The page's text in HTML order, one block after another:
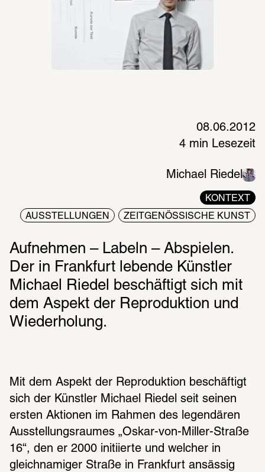
08.06.2012
4 min Lesezeit
Michael Riedel
KONTEXT
AUSSTELLUNGEN ZEITGENÖSSISCHE KUNST
Aufnehmen – Labeln – Abspielen.
Der in Frankfurt lebende Künstler
Michael Riedel beschäftigt sich mit
dem Aspekt der Reproduktion und
Wiederholung.
Mit dem Aspekt der Reproduktion beschäftigt
sich der Künstler Michael Riedel seit seinen
ersten Aktionen im Rahmen des legendären
Ausstellungsraumes „Oskar-von-Miller-Straße
16“, den er 2000 initiierte und welcher in
gleichnamiger Straße in Frankfurt ansässig